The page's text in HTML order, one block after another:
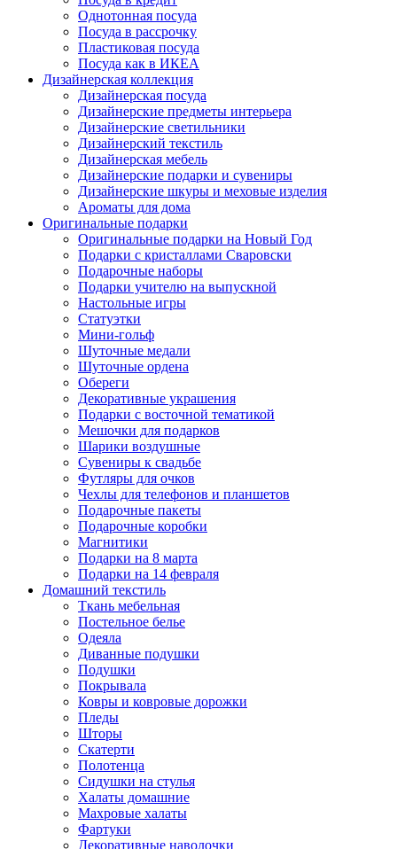
Однотонная посуда
Посуда в рассрочку
Пластиковая посуда
Посуда как в ИКЕА
Дизайнерская коллекция
Дизайнерская посуда
Дизайнерские предметы интерьера
Дизайнерские светильники
Дизайнерский текстиль
Дизайнерская мебель
Дизайнерские подарки и сувениры
Дизайнерские шкуры и меховые изделия
Ароматы для дома
Оригинальные подарки
Оригинальные подарки на Новый Год
Подарки с кристаллами Сваровски
Подарочные наборы
Подарки учителю на выпускной
Настольные игры
Статуэтки
Мини-гольф
Шуточные медали
Шуточные ордена
Обереги
Декоративные украшения
Подарки с восточной тематикой
Мешочки для подарков
Шарики воздушные
Сувениры к свадьбе
Футляры для очков
Чехлы для телефонов и планшетов
Подарочные пакеты
Подарочные коробки
Магнитики
Подарки на 8 марта
Подарки на 14 февраля
Домашний текстиль
Ткань мебельная
Постельное белье
Одеяла
Диванные подушки
Подушки
Покрывала
Ковры и ковровые дорожки
Пледы
Шторы
Скатерти
Полотенца
Сидушки на стулья
Халаты домашние
Махровые халаты
Фартуки
Декоративные наволочки